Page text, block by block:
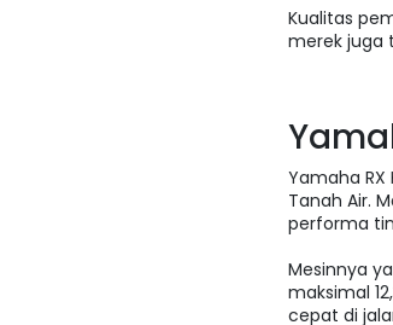
Kualitas
merek juga
Yamaha
Tanah Air.
performa
Mesinnya
maksimal
cepat di